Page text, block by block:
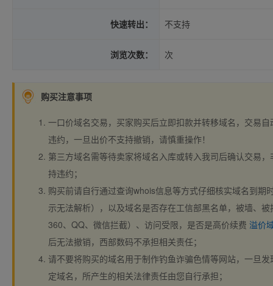
快速转出： 不支持
浏览次数： 次
购买注意事项
一口价域名交易，买家购买后立即扣款并转移域名，交易
违约，一旦出价不支持撤销，请慎重操作！
第三方域名需等待卖家将域名入库或转入我司后确认交易
持违约；
购买前请自行通过查询whois信息等方式仔细核实域名到期
示无法解析），以及域名是否存在工信部黑名单，被墙、
360、QQ、微信拦截）、访问受限，是否是高价续费 溢价
后无法撤销，西部数码不承担相关责任；
请不要将购买的域名用于制作钓鱼诈骗色情等网站，一旦
定域名，所产生的相关法律责任由您自行承担；